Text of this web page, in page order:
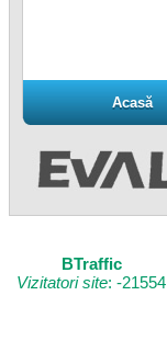
Acasă
Acasă
BTraffic
Vizitatori site: -21554